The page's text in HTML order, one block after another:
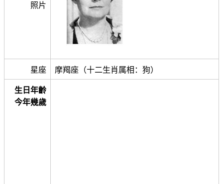
照片
星座 摩羯座（十二生肖属相：狗）
生日年齡
今年幾歲